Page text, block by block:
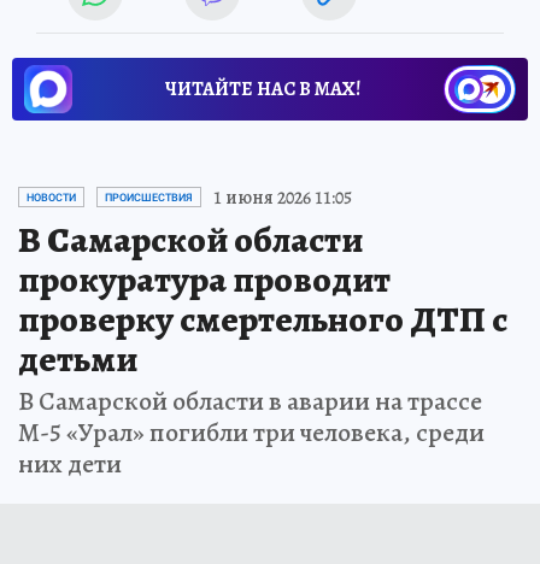
ЧИТАЙТЕ НАС В МАХ!
НОВОСТИ ПРОИСШЕСТВИЯ 1 июня 2026 11:05
В Самарской области
прокуратура проводит
проверку смертельного ДТП с
детьми
В Самарской области в аварии на трассе
М-5 «Урал» погибли три человека, среди
них дети